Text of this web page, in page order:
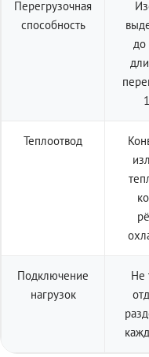
Перегрузочная
способность
до
Теплоотвод
Подключение
нагрузок
Не